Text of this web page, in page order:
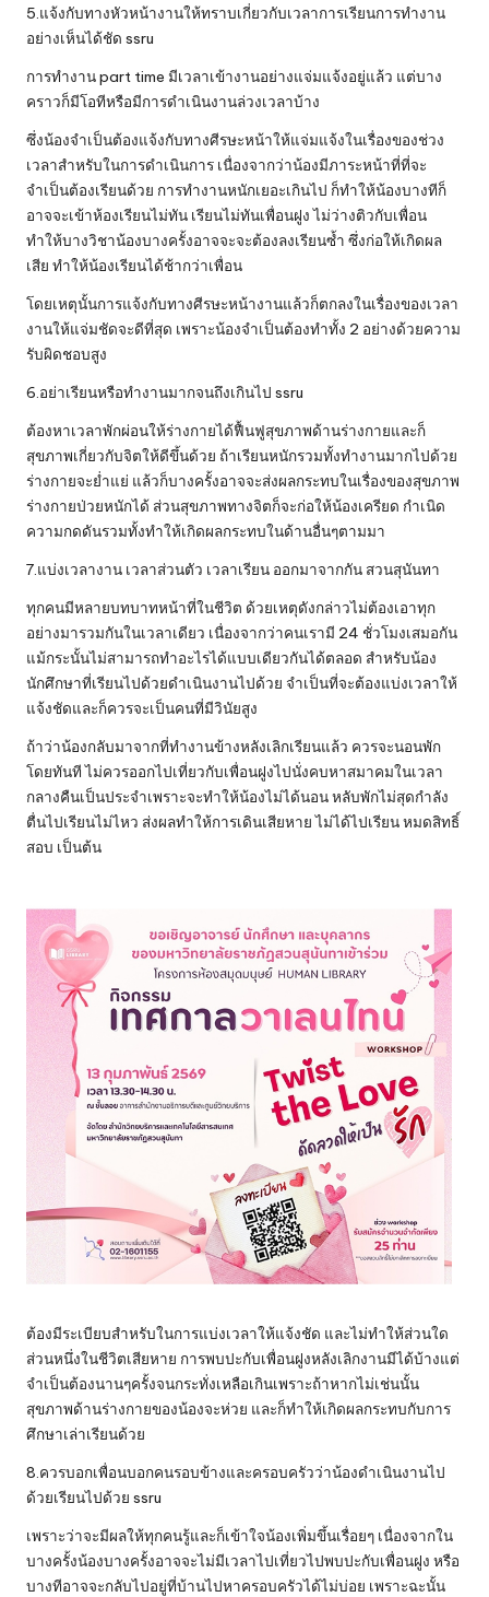
5.แจ้งกับทางหัวหน้างานให้ทราบเกี่ยวกับเวลาการเรียนการทำงาน
อย่างเห็นได้ชัด ssru
การทำงาน part time มีเวลาเข้างานอย่างแจ่มแจ้งอยู่แล้ว แต่บาง
คราวก็มีโอทีหรือมีการดำเนินงานล่วงเวลาบ้าง
ซึ่งน้องจำเป็นต้องแจ้งกับทางศีรษะหน้าให้แจ่มแจ้งในเรื่องของช่วง
เวลาสำหรับในการดำเนินการ เนื่องจากว่าน้องมีภาระหน้าที่ที่จะ
จำเป็นต้องเรียนด้วย การทำงานหนักเยอะเกินไป ก็ทำให้น้องบางทีก็
อาจจะเข้าห้องเรียนไม่ทัน เรียนไม่ทันเพื่อนฝูง ไม่ว่างติวกับเพื่อน
ทำให้บางวิชาน้องบางครั้งอาจจะจะต้องลงเรียนซ้ำ ซึ่งก่อให้เกิดผล
เสีย ทำให้น้องเรียนได้ช้ากว่าเพื่อน
โดยเหตุนั้นการแจ้งกับทางศีรษะหน้างานแล้วก็ตกลงในเรื่องของเวลา
งานให้แจ่มชัดจะดีที่สุด เพราะน้องจำเป็นต้องทำทั้ง 2 อย่างด้วยความ
รับผิดชอบสูง
6.อย่าเรียนหรือทำงานมากจนถึงเกินไป ssru
ต้องหาเวลาพักผ่อนให้ร่างกายได้ฟื้นฟูสุขภาพด้านร่างกายและก็
สุขภาพเกี่ยวกับจิตให้ดีขึ้นด้วย ถ้าเรียนหนักรวมทั้งทำงานมากไปด้วย
ร่างกายจะย่ำแย่ แล้วก็บางครั้งอาจจะส่งผลกระทบในเรื่องของสุขภาพ
ร่างกายป่วยหนักได้ ส่วนสุขภาพทางจิตก็จะก่อให้น้องเครียด กำเนิด
ความกดดันรวมทั้งทำให้เกิดผลกระทบในด้านอื่นๆตามมา
7.แบ่งเวลางาน เวลาส่วนตัว เวลาเรียน ออกมาจากกัน สวนสุนันทา
ทุกคนมีหลายบทบาทหน้าที่ในชีวิต ด้วยเหตุดังกล่าวไม่ต้องเอาทุก
อย่างมารวมกันในเวลาเดียว เนื่องจากว่าคนเรามี 24 ชั่วโมงเสมอกัน
แม้กระนั้นไม่สามารถทำอะไรได้แบบเดียวกันได้ตลอด สำหรับน้อง
นักศึกษาที่เรียนไปด้วยดำเนินงานไปด้วย จำเป็นที่จะต้องแบ่งเวลาให้
แจ้งชัดและก็ควรจะเป็นคนที่มีวินัยสูง
ถ้าว่าน้องกลับมาจากที่ทำงานข้างหลังเลิกเรียนแล้ว ควรจะนอนพัก
โดยทันที ไม่ควรออกไปเที่ยวกับเพื่อนฝูงไปนั่งคบหาสมาคมในเวลา
กลางคืนเป็นประจำเพราะจะทำให้น้องไม่ได้นอน หลับพักไม่สุดกำลัง
ตื่นไปเรียนไม่ไหว ส่งผลทำให้การเดินเสียหาย ไม่ได้ไปเรียน หมดสิทธิ์
สอบ เป็นต้น
ต้องมีระเบียบสำหรับในการแบ่งเวลาให้แจ้งชัด และไม่ทำให้ส่วนใด
ส่วนหนึ่งในชีวิตเสียหาย การพบปะกับเพื่อนฝูงหลังเลิกงานมีได้บ้างแต่
จำเป็นต้องนานๆครั้งจนกระทั่งเหลือเกินเพราะถ้าหากไม่เช่นนั้น
สุขภาพด้านร่างกายของน้องจะห่วย และก็ทำให้เกิดผลกระทบกับการ
ศึกษาเล่าเรียนด้วย
8.ควรบอกเพื่อนบอกคนรอบข้างและครอบครัวว่าน้องดำเนินงานไป
ด้วยเรียนไปด้วย ssru
เพราะว่าจะมีผลให้ทุกคนรู้และก็เข้าใจน้องเพิ่มขึ้นเรื่อยๆ เนื่องจากใน
บางครั้งน้องบางครั้งอาจจะไม่มีเวลาไปเที่ยวไปพบปะกับเพื่อนฝูง หรือ
บางทีอาจจะกลับไปอยู่ที่บ้านไปหาครอบครัวได้ไม่บ่อย เพราะฉะนั้น